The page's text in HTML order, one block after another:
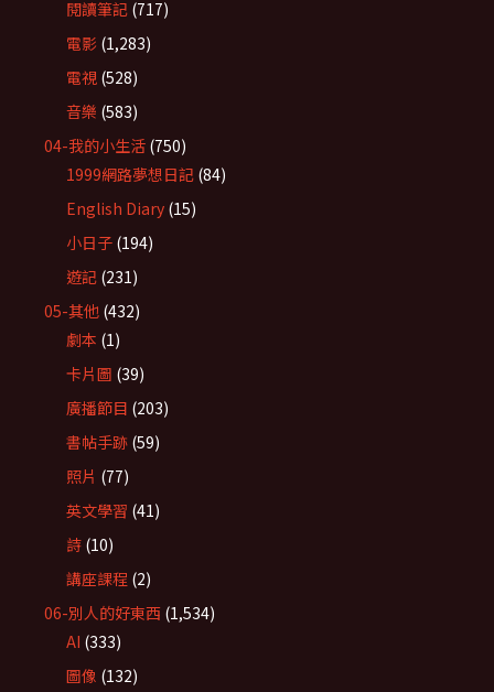
閱讀筆記 (717)
電影 (1,283)
電視 (528)
音樂 (583)
04-我的小生活 (750)
1999網路夢想日記 (84)
English Diary (15)
小日子 (194)
遊記 (231)
05-其他 (432)
劇本 (1)
卡片圖 (39)
廣播節目 (203)
書帖手跡 (59)
照片 (77)
英文學習 (41)
詩 (10)
講座課程 (2)
06-別人的好東西 (1,534)
AI (333)
圖像 (132)